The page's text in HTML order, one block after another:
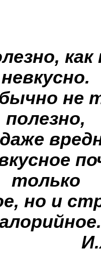
как
невкусно.
не
полезно,
только
но и